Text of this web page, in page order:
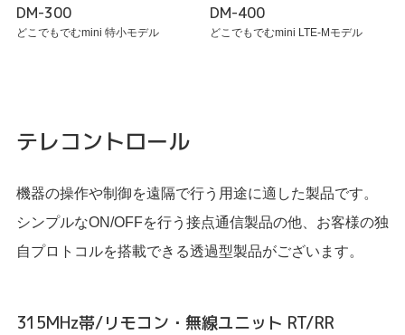
DM-300
どこでもでむmini 特小モデル
DM-400
どこでもでむmini LTE-Mモデル
テレコントロール
機器の操作や制御を遠隔で行う用途に適した製品です。
シンプルなON/OFFを行う接点通信製品の他、お客様の独
自プロトコルを搭載できる透過型製品がございます。
315MHz帯/リモコン・無線ユニット RT/RR